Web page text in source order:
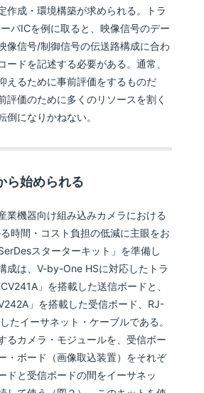
作成・環境構築が求められる。トラ
バICを例に取ると、映像信号のデー
像信号/制御信号の伝送路構成に合わ
ードを記述する必要がある。通常、
えるために事前評価をするものだ
評価のために多くのリソースを割く
倒になりかねない。
ら始められる
業機器向け組み込みカメラにおける
時間・コスト負担の低減に主眼をお
スターターキット」を準備し
成は、V-by-One HSに対応したトラ
」を搭載した送信ボードと、
」を搭載した受信ボード、RJ-
たイーサネット・ケーブルである。
るカメラ・モジュールを、受信ボー
・ボード（画像取込装置）をそれぞ
ドと受信ボードの間をイーサネッ